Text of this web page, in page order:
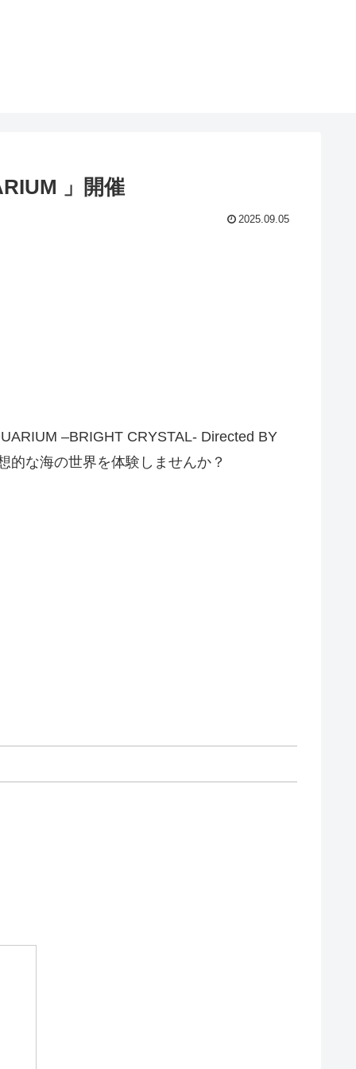
」開催
2025.09.05
–BRIGHT CRYSTAL- Directed BY
的な海の世界を体験しませんか？